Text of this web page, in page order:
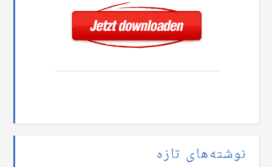
نوشته‌های تازه